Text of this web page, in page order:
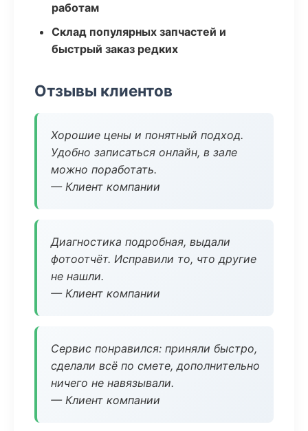
работам
Склад популярных запчастей и
быстрый заказ редких
Отзывы клиентов
Хорошие цены и понятный подход.
Удобно записаться онлайн, в зале
можно поработать.
— Клиент компании
Диагностика подробная, выдали
фотоотчёт. Исправили то, что другие
не нашли.
— Клиент компании
Сервис понравился: приняли быстро,
сделали всё по смете, дополнительно
ничего не навязывали.
— Клиент компании